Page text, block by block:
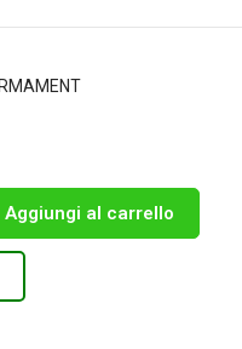
Aggiungi al carrello